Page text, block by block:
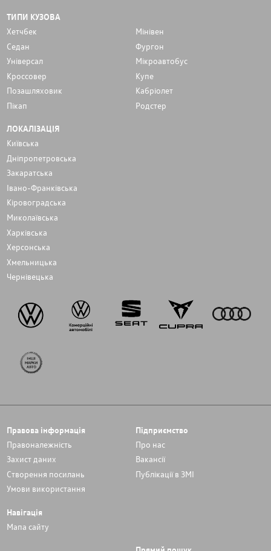
ТИПИ КУЗОВА
Хетчбек
Мінівен
Седан
Фургон
Унiверсал
Мікроавтобус
Кроссовер
Купе
Позашляховик
Кабріолет
Пікап
Родстер
ЛОКАЛІЗАЦІЯ
Київська
Дніпропетровська
Закаратська
Івано-Франківська
Кіровоградська
Миколаївська
Харківська
Херсонська
Хмельницька
Чернівецька
Правова інформація
Правоналежність
Захист даних
Cтворення посилань
Умови використання
Підприємство
Про нас
Вакансії
Публікації в ЗМІ
Навігація
Мапа сайту